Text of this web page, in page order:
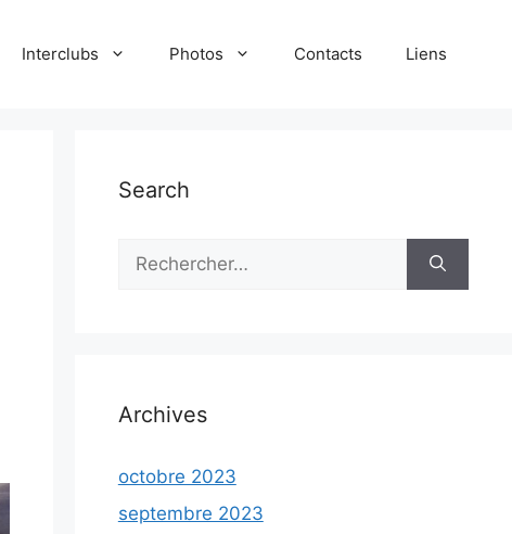
Interclubs Photos Contacts Liens
Search
Rechercher :
Archives
octobre 2023
septembre 2023